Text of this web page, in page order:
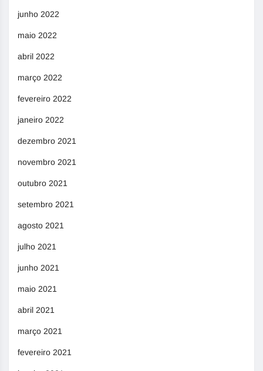
junho 2022
maio 2022
abril 2022
março 2022
fevereiro 2022
janeiro 2022
dezembro 2021
novembro 2021
outubro 2021
setembro 2021
agosto 2021
julho 2021
junho 2021
maio 2021
abril 2021
março 2021
fevereiro 2021